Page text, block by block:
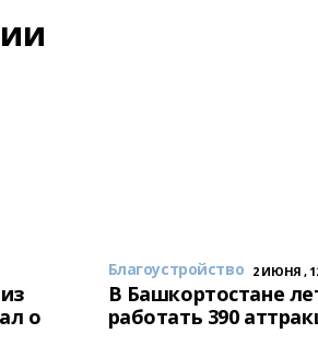
о
Благоустройство 2 ИЮНЯ ,
В Башкортостане
работать 390